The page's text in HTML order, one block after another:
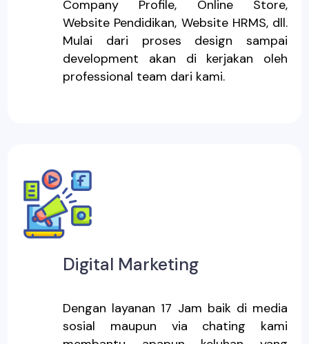
Company Profile, Online Store,
Website Pendidikan, Website HRMS, dll.
Mulai dari proses design sampai
development akan di kerjakan oleh
professional team dari kami.
Digital Marketing
Dengan layanan 17 Jam baik di media
sosial maupun via chating kami